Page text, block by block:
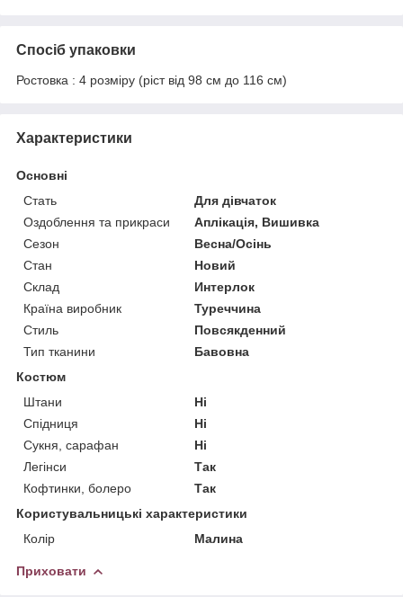
Спосіб упаковки
Ростовка : 4 розміру (ріст від 98 см до 116 см)
Характеристики
Основні
Стать
Для дівчаток
Оздоблення та прикраси
Аплікація, Вишивка
Сезон
Весна/Осінь
Стан
Новий
Склад
Интерлок
Країна виробник
Туреччина
Стиль
Повсякденний
Тип тканини
Бавовна
Костюм
Штани
Ні
Спідниця
Ні
Сукня, сарафан
Ні
Легінси
Так
Кофтинки, болеро
Так
Користувальницькі характеристики
Колір
Малина
Приховати